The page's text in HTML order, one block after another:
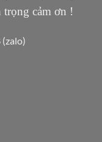
trọng cảm ơn !